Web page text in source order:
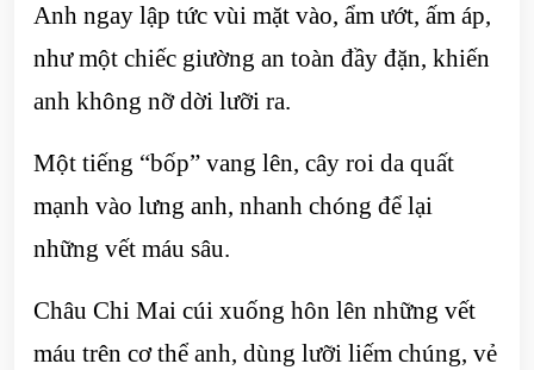
Anh ngay lập tức vùi mặt vào, ẩm ướt, ấm áp,
như một chiếc giường an toàn đầy đặn, khiến
anh không nỡ dời lưỡi ra.
Một tiếng “bốp” vang lên, cây roi da quất
mạnh vào lưng anh, nhanh chóng để lại
những vết máu sâu.
Châu Chi Mai cúi xuống hôn lên những vết
máu trên cơ thể anh, dùng lưỡi liếm chúng, vẻ